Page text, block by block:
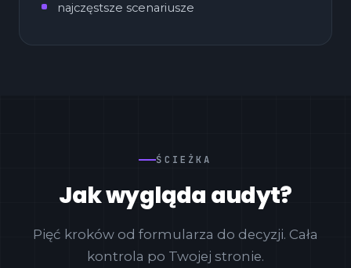
najczęstsze scenariusze
ŚCIEŻKA
Jak wygląda audyt?
Pięć kroków od formularza do decyzji. Cała
kontrola po Twojej stronie.